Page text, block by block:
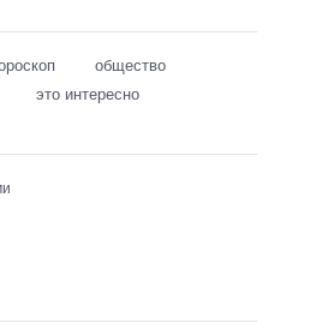
общество
это интересно